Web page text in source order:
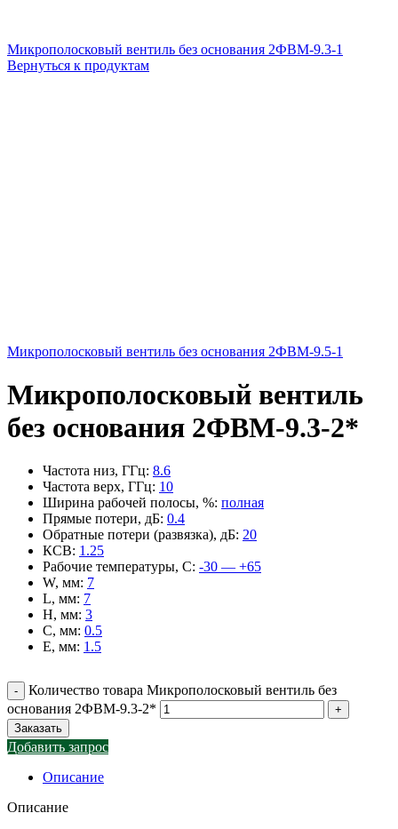
Микрополосковый вентиль без основания 2ФВМ-9.3-1
Вернуться к продуктам
Микрополосковый вентиль без основания 2ФВМ-9.5-1
Микрополосковый вентиль
без основания 2ФВМ-9.3-2*
Частота низ, ГГц: 8.6
Частота верх, ГГц: 10
Ширина рабочей полосы, %: полная
Прямые потери, дБ: 0.4
Обратные потери (развязка), дБ: 20
КСВ: 1.25
Рабочие температуры, С: -30 — +65
W, мм: 7
L, мм: 7
H, мм: 3
C, мм: 0.5
E, мм: 1.5
Количество товара Микрополосковый вентиль без
основания 2ФВМ-9.3-2*
Заказать
Добавить запрос
Описание
Описание